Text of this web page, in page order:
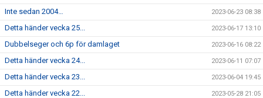
Inte sedan 2004… 2023-06-23 08:38
Detta händer vecka 25... 2023-06-17 13:10
Dubbelseger och 6p för damlaget 2023-06-16 08:22
Detta händer vecka 24... 2023-06-11 07:07
Detta händer vecka 23... 2023-06-04 19:45
Detta händer vecka 22... 2023-05-28 21:05